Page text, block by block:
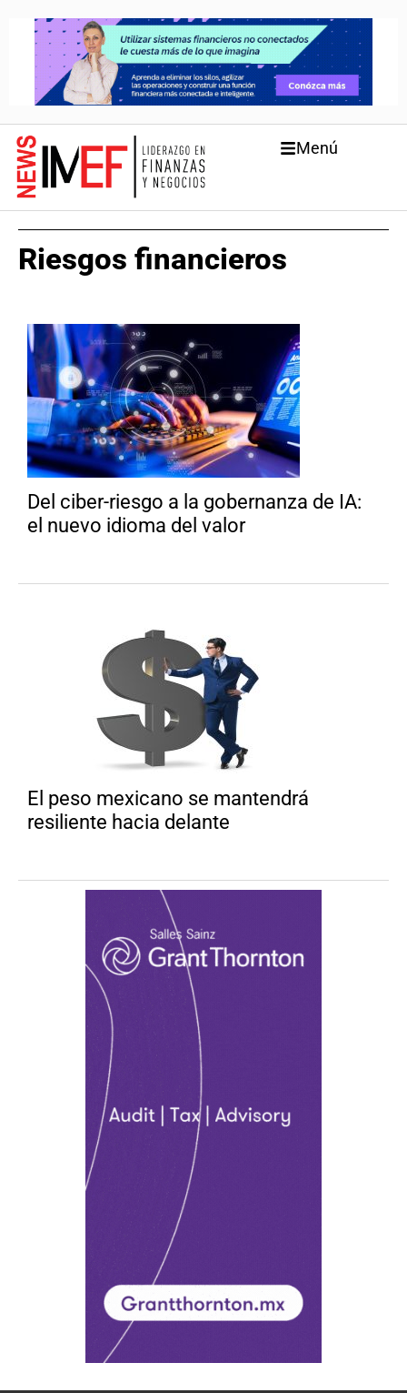
Menú
Riesgos financieros
Del ciber-riesgo a la gobernanza de IA:
el nuevo idioma del valor
El peso mexicano se mantendrá
resiliente hacia delante